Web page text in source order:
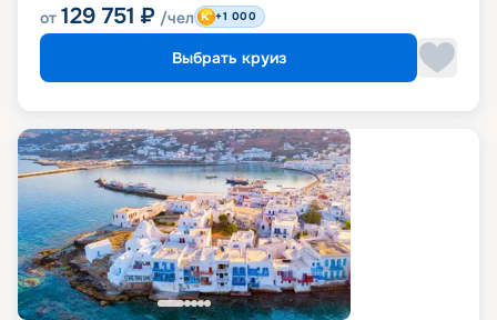
от 129 751 ₽ /чел +1 000
Выбрать круиз